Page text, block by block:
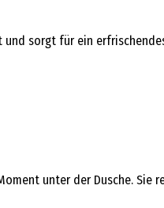
sorgt für ein
unter der Dusche.